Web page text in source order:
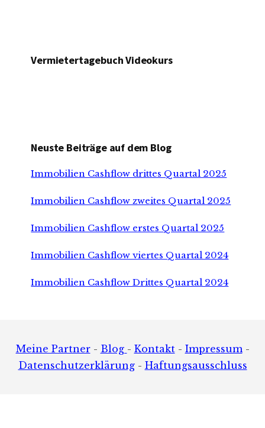
Vermietertagebuch Videokurs
Neuste Beiträge auf dem Blog
Immobilien Cashflow drittes Quartal 2025
Immobilien Cashflow zweites Quartal 2025
Immobilien Cashflow erstes Quartal 2025
Immobilien Cashflow viertes Quartal 2024
Immobilien Cashflow Drittes Quartal 2024
Meine Partner- Blog - Kontakt- Impressum-
Datenschutzerklärung- Haftungsausschluss